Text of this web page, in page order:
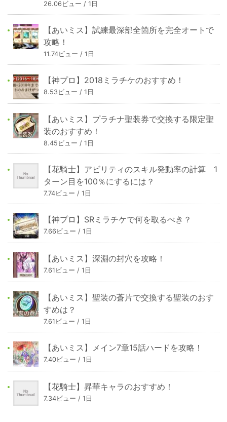
26.06ビュー / 1日
【あいミス】試練最深部全箇所を完全オートで
攻略！
11.74ビュー / 1日
【神プロ】2018ミラチケのおすすめ！
8.53ビュー / 1日
【あいミス】プラチナ聖装券で交換する限定聖
装のおすすめ！
8.45ビュー / 1日
【花騎士】アビリティのスキル発動率の計算 1
ターン目を100％にするには？
7.74ビュー / 1日
【神プロ】SRミラチケで何を取るべき？
7.66ビュー / 1日
【あいミス】深淵の封穴を攻略！
7.61ビュー / 1日
【あいミス】聖装の蒼片で交換する聖装のおす
すめは？
7.61ビュー / 1日
【あいミス】メイン7章15話ハードを攻略！
7.40ビュー / 1日
【花騎士】昇華キャラのおすすめ！
7.34ビュー / 1日